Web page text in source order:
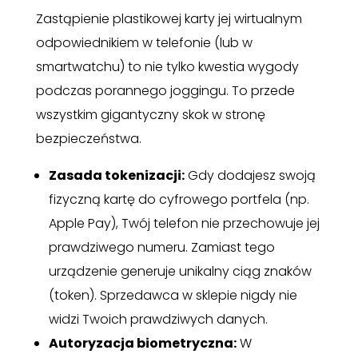
Zastąpienie plastikowej karty jej wirtualnym
odpowiednikiem w telefonie (lub w
smartwatchu) to nie tylko kwestia wygody
podczas porannego joggingu. To przede
wszystkim gigantyczny skok w stronę
bezpieczeństwa.
Zasada tokenizacji:Gdy dodajesz swoją
fizyczną kartę do cyfrowego portfela (np.
Apple Pay), Twój telefon nie przechowuje jej
prawdziwego numeru. Zamiast tego
urządzenie generuje unikalny ciąg znaków
(token). Sprzedawca w sklepie nigdy nie
widzi Twoich prawdziwych danych.
Autoryzacja biometryczna:W